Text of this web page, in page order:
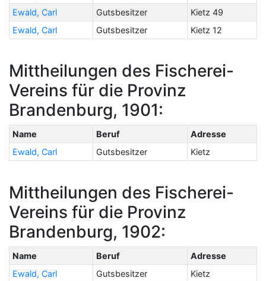
Ewald, Carl
Gutsbesitzer
Kietz 49
Ewald, Carl
Gutsbesitzer Kietz 12
Mittheilungen des Fischerei-
Vereins für die Provinz
Brandenburg, 1901:
Name Beruf
Adresse
Ewald, Carl
Gutsbesitzer Kietz
Mittheilungen des Fischerei-
Vereins für die Provinz
Brandenburg, 1902:
Name Beruf
Adresse
Ewald, Carl
Gutsbesitzer Kietz